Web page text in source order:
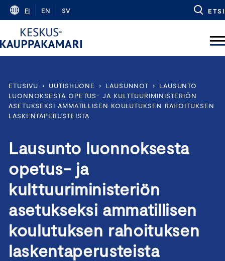
Skip
content
FI EN SV ETSI
ETUSIVU › UUTISHUONE › LAUSUNNOT ›
LAUSUNTO
LUONNOKSESTA OPETUS- JA KULTTUURIMINISTERIÖN
ASETUKSEKSI AMMATILLISEN KOULUTUKSEN RAHOITUKSEN
LASKENTAPERUSTEISTA
Lausunto luonnoksesta
opetus- ja
kulttuuriministeriön
asetukseksi ammatillisen
koulutuksen rahoituksen
laskentaperusteista